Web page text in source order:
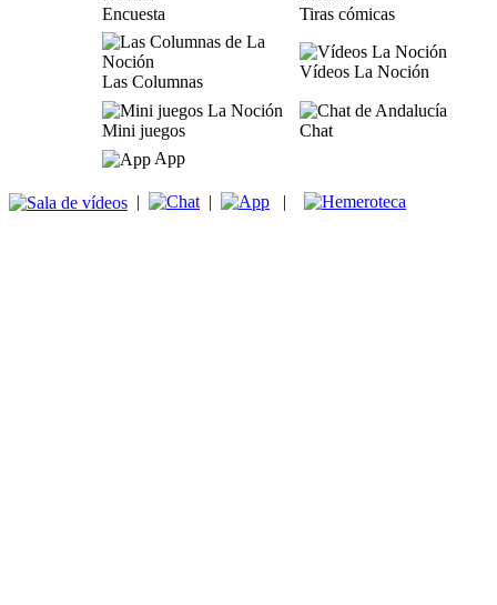
Encuesta Tiras cómicas
Las Columnas
Vídeos La Noción
Mini juegos
Chat
App
| | |